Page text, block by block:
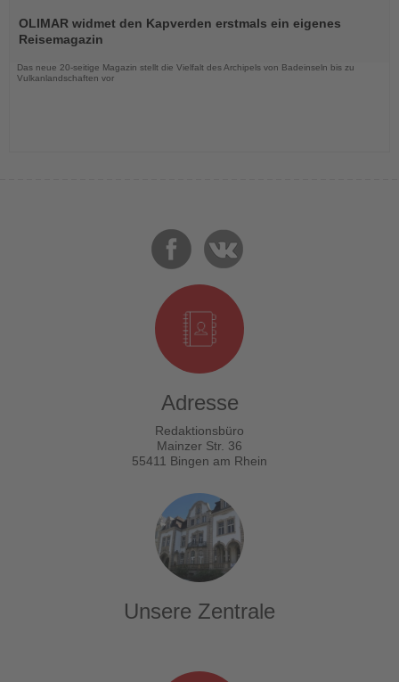
Sie
die
Nachrichten
OLIMAR widmet den Kapverden erstmals ein eigenes
Reisemagazin
Das neue 20-seitige Magazin stellt die Vielfalt des Archipels von Badeinseln bis zu
Vulkanlandschaften vor
Adresse
Redaktionsbüro
Mainzer Str. 36
55411 Bingen am Rhein
Unsere Zentrale